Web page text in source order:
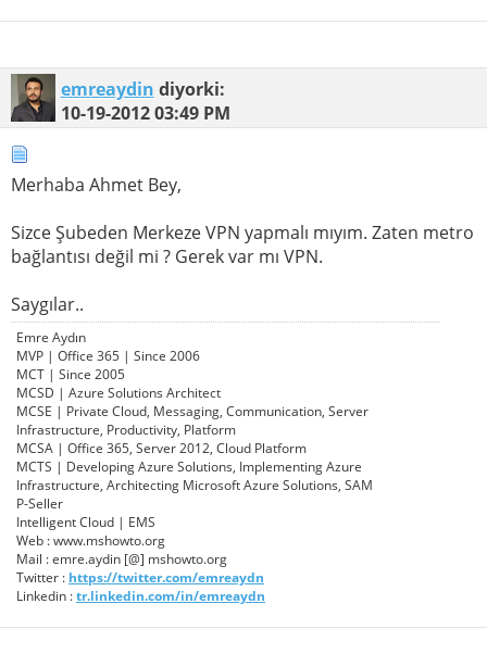
emreaydin diyorki:
10-19-201203:49 PM
Merhaba Ahmet Bey,
Sizce Şubeden Merkeze VPN yapmalı mıyım. Zaten metro
bağlantısı değil mi ? Gerek var mı VPN.
Saygılar..
Emre Aydın
MVP | Office 365 | Since 2006
MCT | Since 2005
MCSD | Azure Solutions Architect
MCSE | Private Cloud, Messaging, Communication, Server
Infrastructure, Productivity, Platform
MCSA | Office 365, Server 2012, Cloud Platform
MCTS | Developing Azure Solutions, Implementing Azure
Infrastructure, Architecting Microsoft Azure Solutions, SAM
P-Seller
Intelligent Cloud | EMS
Web : www.mshowto.org
Mail : emre.aydin [@] mshowto.org
Twitter : https://twitter.com/emreaydn
Linkedin :tr.linkedin.com/in/emreaydn